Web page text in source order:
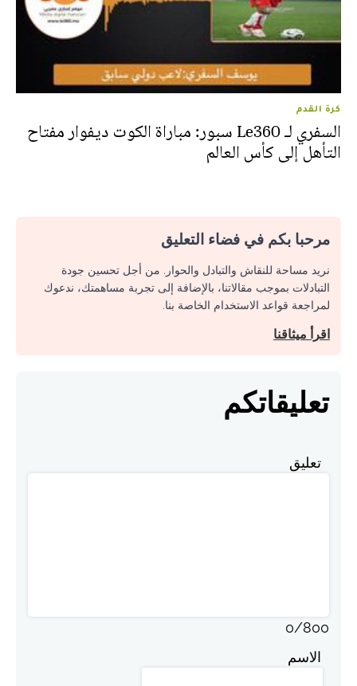
كرة القدم
السفري لـ Le360 سبور: مباراة الكوت ديفوار مفتاح
التأهل إلى كأس العالم‎
مرحبا بكم في فضاء التعليق
نريد مساحة للنقاش والتبادل والحوار. من أجل تحسين جودة
التبادلات بموجب مقالاتنا، بالإضافة إلى تجربة مساهمتك، ندعوك
لمراجعة قواعد الاستخدام الخاصة بنا.
اقرأ ميثاقنا
تعليقاتكم
تعليق
0/800
الاسم